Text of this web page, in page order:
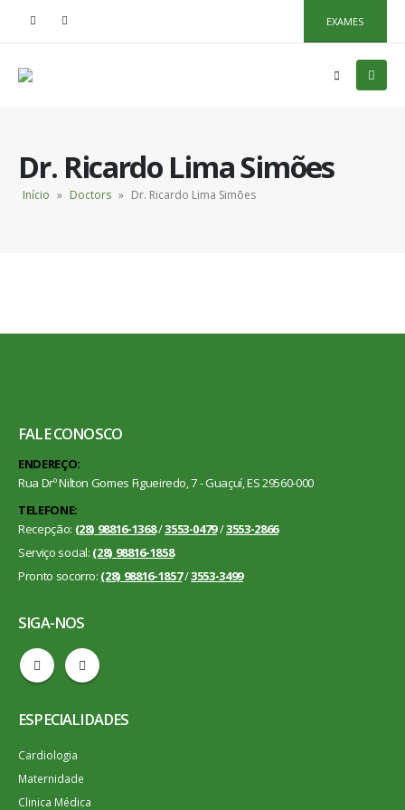
EXAMES
Dr. Ricardo Lima Simões
Início » Doctors » Dr. Ricardo Lima Simões
FALE CONOSCO
ENDEREÇO:
Rua Drº Nilton Gomes Figueiredo, 7 - Guaçuí, ES 29560-000
TELEFONE:
Recepção: (28) 98816-1368/3553-0479/3553-2866
Serviço social: (28) 98816-1858
Pronto socorro: (28) 98816-1857/3553-3499
SIGA-NOS
ESPECIALIDADES
Cardiologia
Maternidade
Clinica Médica